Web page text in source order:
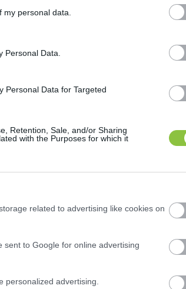
personal data.
Personal Data.
Personal Data for Targeted
Retention, Sale, and/or Sharing
with the Purposes for which it
related to advertising like cookies on
sent to Google for online advertising
personalized advertising.
hallgatta le
VSquare) volt a KecsUP Est